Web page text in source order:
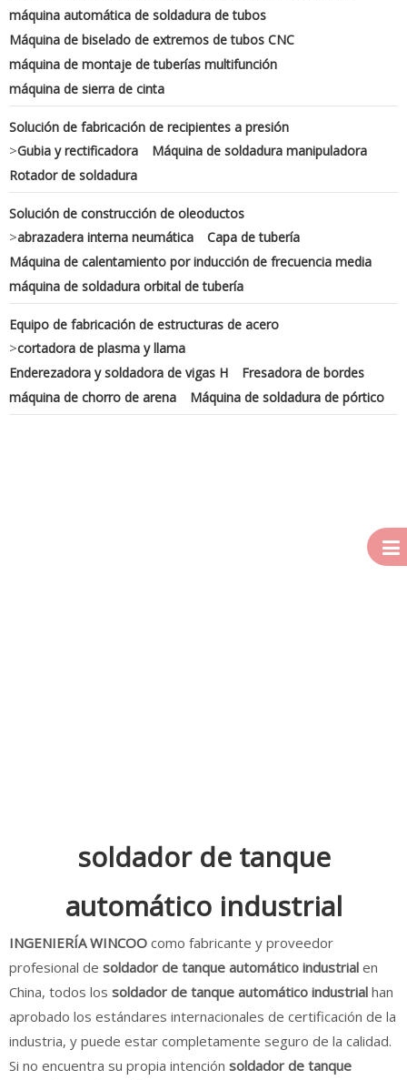
máquina automática de soldadura de tubos
Máquina de biselado de extremos de tubos CNC
máquina de montaje de tuberías multifunción
máquina de sierra de cinta
Solución de fabricación de recipientes a presión
>Gubia y rectificadora
Máquina de soldadura manipuladora
Rotador de soldadura
Solución de construcción de oleoductos
>abrazadera interna neumática
Capa de tubería
Máquina de calentamiento por inducción de frecuencia media
máquina de soldadura orbital de tubería
Equipo de fabricación de estructuras de acero
>cortadora de plasma y llama
Enderezadora y soldadora de vigas H
Fresadora de bordes
máquina de chorro de arena
Máquina de soldadura de pórtico
soldador de tanque
automático industrial
INGENIERÍA WINCOO como fabricante y proveedor
profesional de soldador de tanque automático industrial en
China, todos los soldador de tanque automático industrial han
aprobado los estándares internacionales de certificación de la
industria, y puede estar completamente seguro de la calidad.
Si no encuentra su propia intención soldador de tanque